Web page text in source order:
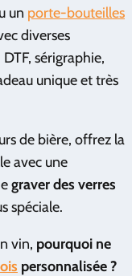
un porte-bouteilles
diverses
sérigraphie,
unique et très
de bière, offrez la
avec une
graver des verres
spéciale.
vin, pourquoi ne
personnalisée ?